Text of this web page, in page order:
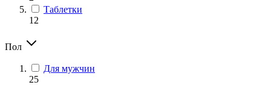
Таблетки
12
Пол
Для мужчин
25